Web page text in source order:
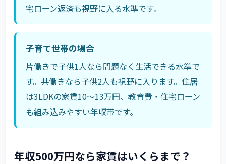
宅ローン返済も視野に入る水準です。
子育て世帯の場合
片働きで子供1人なら問題なく生活できる水準で
す。共働きなら子供2人も視野に入ります。住居
は3LDKの家賃10〜13万円、教育費・住宅ローン
も組み込みやすい年収帯です。
年収500万円なら家賃はいくらまで？